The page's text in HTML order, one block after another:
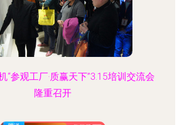
“参观工厂·质赢天下”3.15培训交流会
隆重召开